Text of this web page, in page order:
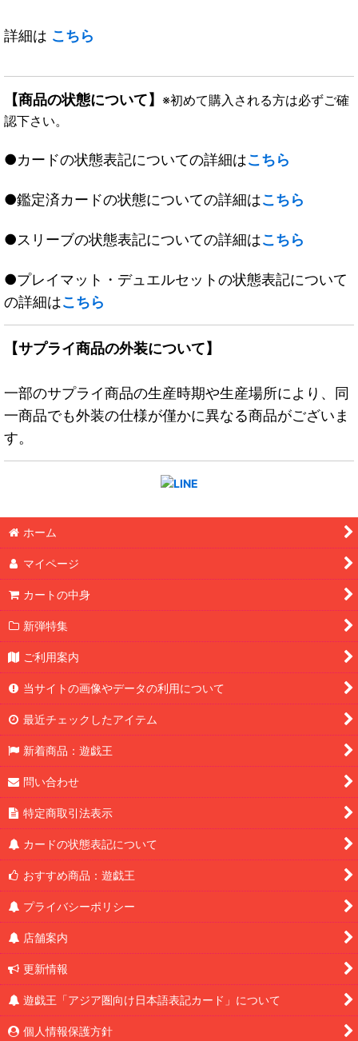
詳細は こちら
【商品の状態について】 ※初めて購入される方は必ずご確
認下さい。
●カードの状態表記についての詳細はこちら
●鑑定済カードの状態についての詳細はこちら
●スリーブの状態表記についての詳細はこちら
●プレイマット・デュエルセットの状態表記について
の詳細はこちら
【サプライ商品の外装について】
一部のサプライ商品の生産時期や生産場所により、同
一商品でも外装の仕様が僅かに異なる商品がございま
す。
ホーム
マイページ
カートの中身
新弾特集
ご利用案内
当サイトの画像やデータの利用について
最近チェックしたアイテム
新着商品：遊戯王
問い合わせ
特定商取引法表示
カードの状態表記について
おすすめ商品：遊戯王
プライバシーポリシー
店舗案内
更新情報
遊戯王「アジア圏向け日本語表記カード」について
個人情報保護方針